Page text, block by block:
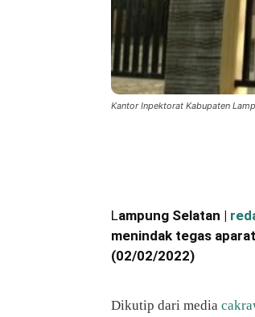
Kantor Inpektorat Kabupaten
Lampung Selatan |
menindak tegas
(02/02/2022)
Dikutip dari media